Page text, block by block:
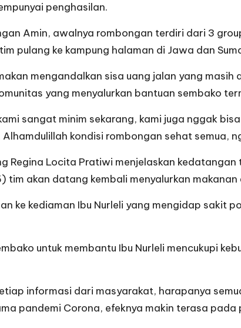
penghasilan.
Amin, awalnya rombongan terdiri dari 3
pulang ke kampung halaman di Jawa dan
mengandalkan sisa uang jalan yang
yang menyalurkan bantuan sembako
sangat minim sekarang, kami juga nggak
kondisi rombongan sehat semua,
Regina Locita Pratiwi menjelaskan
tim akan datang kembali menyalurkan
ke kediaman Ibu Nurleli yang mengidap sakit
untuk membantu Ibu Nurleli mencukupi
informasi dari masyarakat, harapanya
pandemi Corona, efeknya makin terasa